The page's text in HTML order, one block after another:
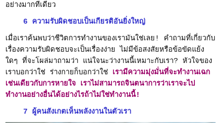
อย่างมากทีเดียว
6 ความรับผิดชอบเป็นเกียรติอันยิ่งใหญ่
เมื่อเราค้นพบว่าชีวิตการทำงานของเรามันใช่เลย! คำถามที่เกี่ยวกับ
เรื่องความรับผิดชอบจะเป็นเรื่องง่าย ไม่มีข้อสงสัยหรือข้อขัดแย้ง
ใดๆ ที่จะโผล่มาถามว่า แน่ใจนะว่างานนี้เหมาะกับเรา? หัวใจของ
เราบอกว่าใช่ ร่างกายก็บอกว่าใช่ เรามีความมุ่งมั่นที่จะทำงานเฉก
เช่นเดียวกับการหายใจ เราไม่สามารถจินตนาการว่าเราจะไป
ทำงานอย่างอื่นได้อย่างไรถ้าไม่ใช่ทำงานนี้!
7 ผู้คนสังเกตเห็นพลังงานในตัวเรา